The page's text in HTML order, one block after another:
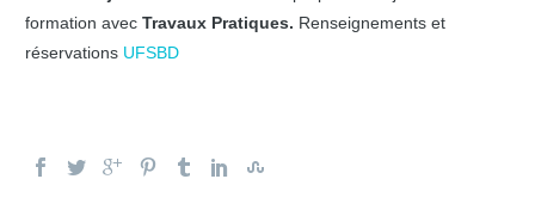
formation avec Travaux Pratiques. Renseignements et
réservations UFSBD